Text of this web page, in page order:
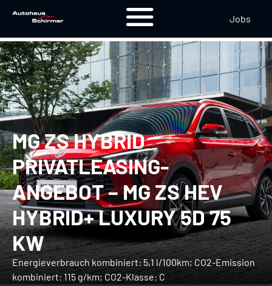
Jobs
MG ZS HYBRID
PRIVATLEASING-
ANGEBOT – MG ZS HEV
HYBRID+ LUXURY 5D 75
KW1
Energieverbrauch kombiniert: 5,1 l/100km; CO2-Emission
kombiniert: 115 g/km; CO2-Klasse: C